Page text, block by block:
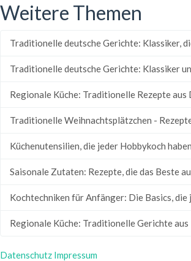
Weitere Themen
Traditionelle deutsche Gerichte: Klassiker,
Traditionelle deutsche Gerichte: Klassiker
Regionale Küche: Traditionelle Rezepte
Traditionelle Weihnachtsplätzchen -
Küchenutensilien, die jeder Hobbykoch
Saisonale Zutaten: Rezepte, die das Beste
Kochtechniken für Anfänger: Die Basics,
Regionale Küche: Traditionelle Gerichte
Datenschutz Impressum